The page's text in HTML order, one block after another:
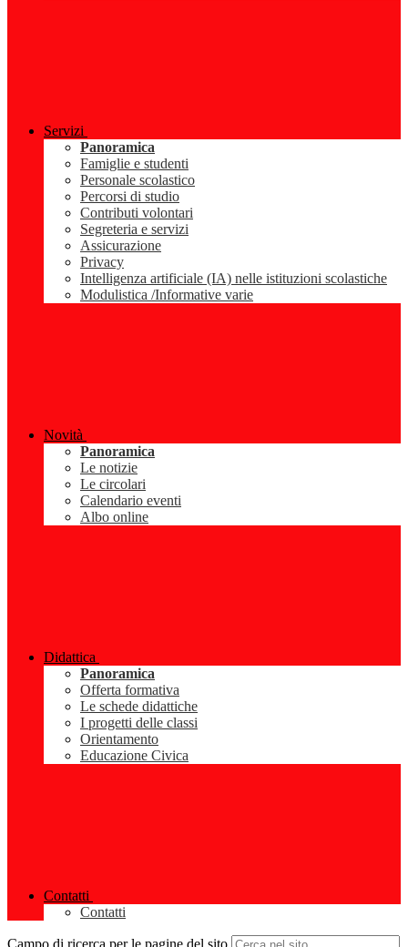
Servizi
Panoramica
Famiglie e studenti
Personale scolastico
Percorsi di studio
Contributi volontari
Segreteria e servizi
Assicurazione
Privacy
Intelligenza artificiale (IA) nelle istituzioni scolastiche
Modulistica /Informative varie
Novità
Panoramica
Le notizie
Le circolari
Calendario eventi
Albo online
Didattica
Panoramica
Offerta formativa
Le schede didattiche
I progetti delle classi
Orientamento
Educazione Civica
Contatti
Contatti